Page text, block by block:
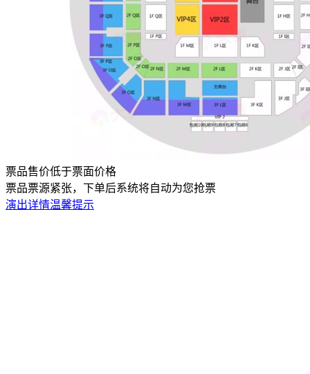
票品售价低于票面价格
票品票源紧张，下单后系统将自动为您抢票
演出详情温馨提示